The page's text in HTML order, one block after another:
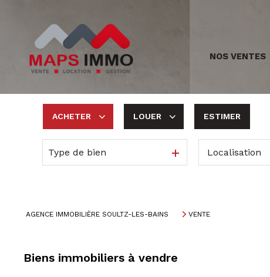
NOS VENTES
ACHETER
De l'ancien
LOUER
à l'année
ESTIMER
Type de bien
AGENCE IMMOBILIÈRE SOULTZ-LES-BAINS VENTE
Biens immobiliers à vendre